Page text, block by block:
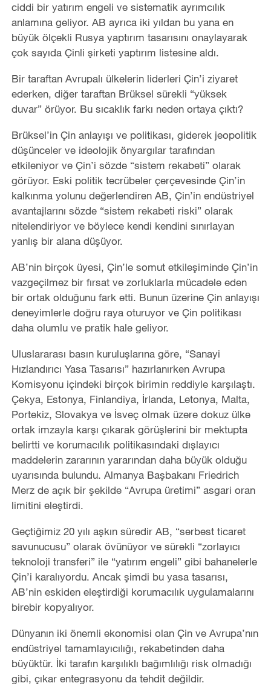
ciddi bir yatırım engeli ve sistematik ayrımcılık
anlamına geliyor. AB ayrıca iki yıldan bu yana en
büyük ölçekli Rusya yaptırım tasarısını onaylayarak
çok sayıda Çinli şirketi yaptırım listesine aldı.
Bir taraftan Avrupalı ülkelerin liderleri Çin’i ziyaret
ederken, diğer taraftan Brüksel sürekli “yüksek
duvar” örüyor. Bu sıcaklık farkı neden ortaya çıktı?
Brüksel’in Çin anlayışı ve politikası, giderek jeopolitik
düşünceler ve ideolojik önyargılar tarafından
etkileniyor ve Çin’i sözde “sistem rekabeti” olarak
görüyor. Eski politik tecrübeler çerçevesinde Çin’in
kalkınma yolunu değerlendiren AB, Çin’in endüstriyel
avantajlarını sözde “sistem rekabeti riski” olarak
nitelendiriyor ve böylece kendi kendini sınırlayan
yanlış bir alana düşüyor.
AB’nin birçok üyesi, Çin’le somut etkileşiminde Çin’in
vazgeçilmez bir fırsat ve zorluklarla mücadele eden
bir ortak olduğunu fark etti. Bunun üzerine Çin anlayışı
deneyimlerle doğru raya oturuyor ve Çin politikası
daha olumlu ve pratik hale geliyor.
Uluslararası basın kuruluşlarına göre, “Sanayi
Hızlandırıcı Yasa Tasarısı” hazırlanırken Avrupa
Komisyonu içindeki birçok birimin reddiyle karşılaştı.
Çekya, Estonya, Finlandiya, İrlanda, Letonya, Malta,
Portekiz, Slovakya ve İsveç olmak üzere dokuz ülke
ortak imzayla karşı çıkarak görüşlerini bir mektupta
belirtti ve korumacılık politikasındaki dışlayıcı
maddelerin zararının yararından daha büyük olduğu
uyarısında bulundu. Almanya Başbakanı Friedrich
Merz de açık bir şekilde “Avrupa üretimi” asgari oran
limitini eleştirdi.
Geçtiğimiz 20 yılı aşkın süredir AB, “serbest ticaret
savunucusu” olarak övünüyor ve sürekli “zorlayıcı
teknoloji transferi” ile “yatırım engeli” gibi bahanelerle
Çin’i karalıyordu. Ancak şimdi bu yasa tasarısı,
AB’nin eskiden eleştirdiği korumacılık uygulamalarını
birebir kopyalıyor.
Dünyanın iki önemli ekonomisi olan Çin ve Avrupa’nın
endüstriyel tamamlayıcılığı, rekabetinden daha
büyüktür. İki tarafın karşılıklı bağımlılığı risk olmadığı
gibi, çıkar entegrasyonu da tehdit değildir.